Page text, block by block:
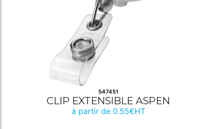
547451
CLIP EXTENSIBLE ASPEN
à partir de 0.55€HT